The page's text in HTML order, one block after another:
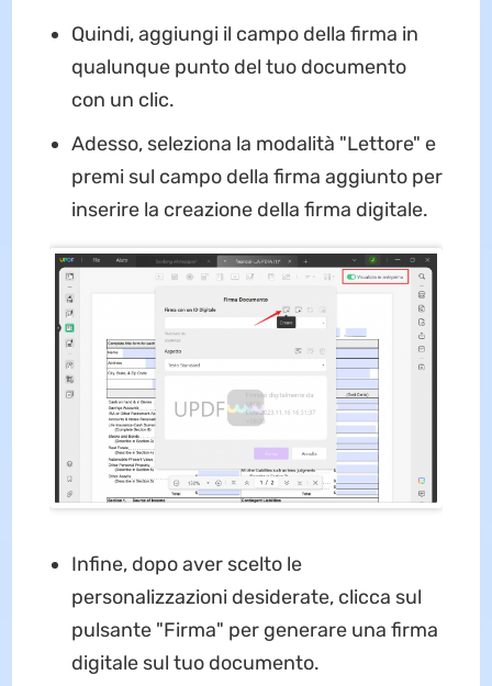
Quindi, aggiungi il campo della firma in
qualunque punto del tuo documento
con un clic.
Adesso, seleziona la modalità "Lettore" e
premi sul campo della firma aggiunto per
inserire la creazione della firma digitale.
Infine, dopo aver scelto le
personalizzazioni desiderate, clicca sul
pulsante "Firma" per generare una firma
digitale sul tuo documento.